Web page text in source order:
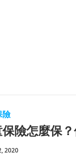
險
保險怎麼保
2020